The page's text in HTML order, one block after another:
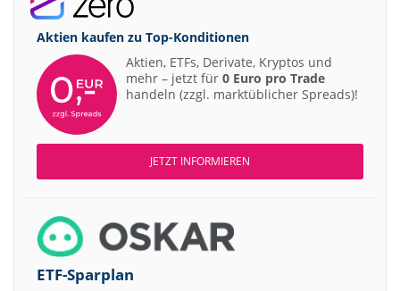
Aktien kaufen zu Top-Konditionen
Aktien, ETFs, Derivate, Kryptos und
mehr – jetzt für 0 Euro pro Trade
handeln (zzgl. marktüblicher Spreads)!
JETZT INFORMIEREN
ETF-Sparplan